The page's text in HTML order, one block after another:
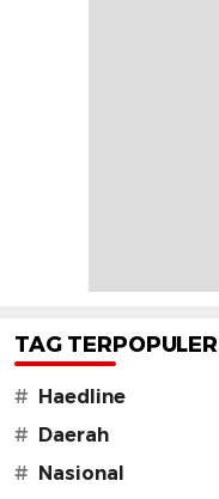
TAG TERPOPULER
# Haedline
# Daerah
# Nasional